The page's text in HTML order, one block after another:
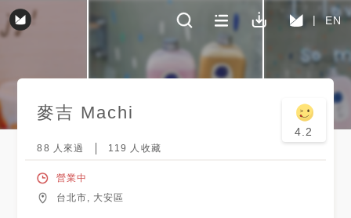
EN
麥吉 Machi
4.2
88 人來過 119 人收藏
營業中
台北市, 大安區